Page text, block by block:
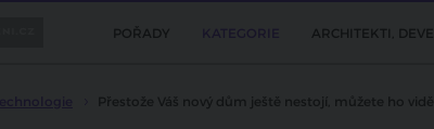
POŘADY ARCHITEKTI,
Přestože Váš nový dům ještě nestojí, můžete ho